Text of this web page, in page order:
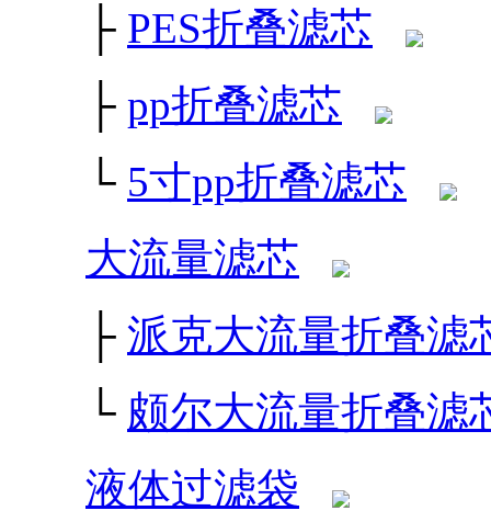
├ PES折叠滤芯
├ pp折叠滤芯
└ 5寸pp折叠滤芯
大流量滤芯
├ 派克大流量折叠滤
└ 颇尔大流量折叠滤
液体过滤袋